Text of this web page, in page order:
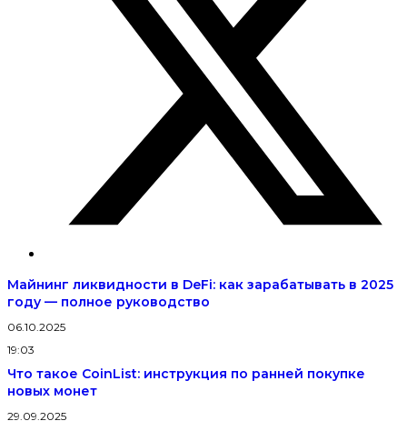
Майнинг ликвидности в DeFi: как зарабатывать в 2025
году — полное руководство
06.10.2025
19:03
Что такое CoinList: инструкция по ранней покупке
новых монет
29.09.2025